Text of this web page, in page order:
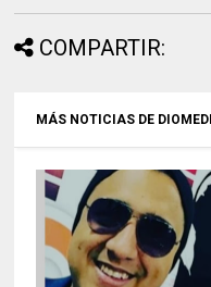
COMPARTIR:
MÁS NOTICIAS DE